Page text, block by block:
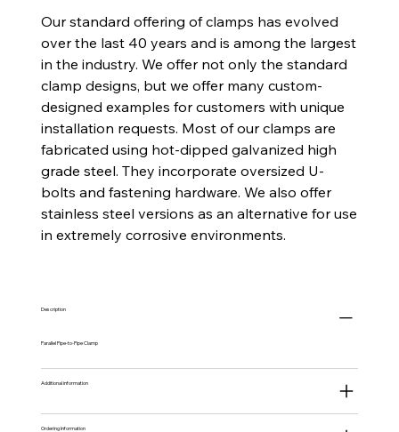
Our standard offering of clamps has evolved
over the last 40 years and is among the largest
in the industry. We offer not only the standard
clamp designs, but we offer many custom-
designed examples for customers with unique
installation requests. Most of our clamps are
fabricated using hot-dipped galvanized high
grade steel. They incorporate oversized U-
bolts and fastening hardware. We also offer
stainless steel versions as an alternative for use
in extremely corrosive environments.
Description
Parallel Pipe-to-Pipe Clamp
Additional information
Ordering Information